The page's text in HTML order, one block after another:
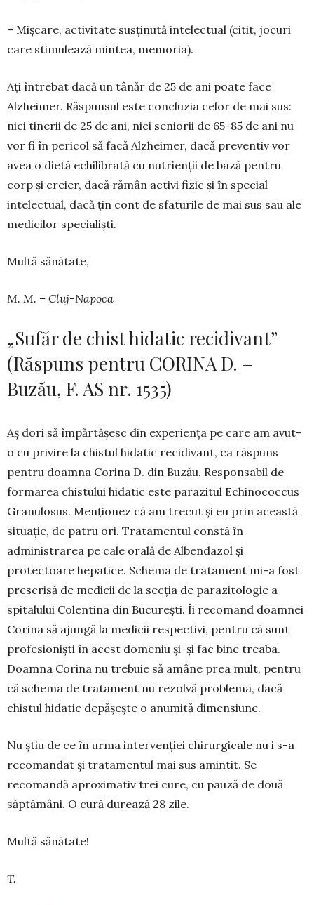
– Mișcare, activitate susținută intelectual (citit, jocuri
care stimulează mintea, memoria).
Ați întrebat dacă un tânăr de 25 de ani poate face
Alzheimer. Răspunsul este concluzia celor de mai sus:
nici tinerii de 25 de ani, nici seniorii de 65-85 de ani nu
vor fi în pericol să facă Alzheimer, dacă preventiv vor
avea o dietă echilibrată cu nu­trienții de bază pentru
corp și creier, dacă rămân activi fizic și în special
intelectual, dacă țin cont de sfaturile de mai sus sau ale
medicilor specialiști.
Multă sănătate,
M. M. – Cluj-Napoca
„Sufăr de chist hidatic recidivant”
(Răspuns pentru CORINA D. –
Buzău, F. AS nr. 1535)
Aș dori să împărtășesc din experiența pe care am avut-
o cu privire la chistul hidatic recidivant, ca răspuns
pentru doamna Corina D. din Buzău. Responsabil de
formarea chistului hidatic este parazitul Echinococcus
Granulosus. Menționez că am trecut și eu prin această
situație, de patru ori. Tratamentul constă în
administrarea pe cale orală de Albendazol și
protectoare hepatice. Schema de tratament mi-a fost
prescrisă de medicii de la secția de parazitologie a
spitalului Colentina din București. Îi recomand doamnei
Corina să ajungă la medicii respectivi, pentru că sunt
profesioniști în acest domeniu și-și fac bine treaba.
Doamna Corina nu trebuie să amâne prea mult, pentru
că schema de tratament nu rezolvă problema, dacă
chistul hidatic depășește o anumită dimensiune.
Nu știu de ce în urma intervenției chirurgicale nu i s-a
recomandat și tratamentul mai sus amintit. Se
recomandă aproximativ trei cure, cu pauză de două
săptămâni. O cură durează 28 zile.
Multă sănătate!
T.